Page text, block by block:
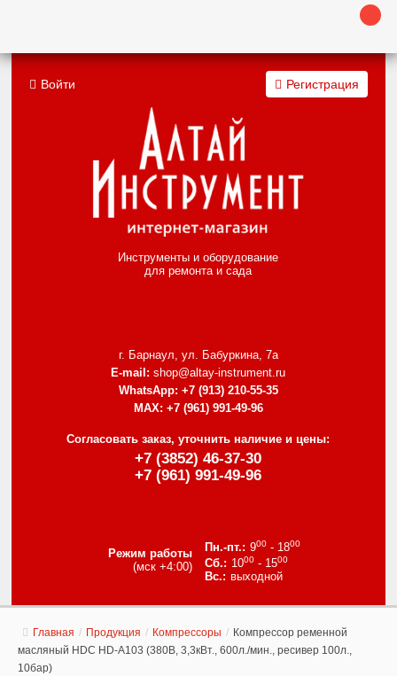
Инструменты и оборудование
для ремонта и сада
г. Барнаул, ул. Бабуркина, 7а
E-mail: shop@altay-instrument.ru
WhatsApp: +7 (913) 210-55-35
MAX: +7 (961) 991-49-96
Согласовать заказ, уточнить наличие и цены:
+7 (3852) 46-37-30
+7 (961) 991-49-96
Режим работы
(мск +4:00)
900- 1800
1000- 1500
выходной
Войти Регистрация
Главная / Продукция / Компрессоры / Компрессор ременной
масляный HDC HD-A103 (380В, 3,3кВт., 600л./мин., ресивер 100л.,
10бар)